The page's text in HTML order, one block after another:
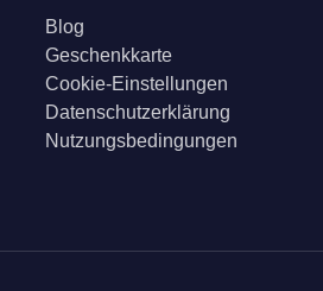
Blog
Geschenkkarte
Cookie-Einstellungen
Datenschutzerklärung
Nutzungsbedingungen